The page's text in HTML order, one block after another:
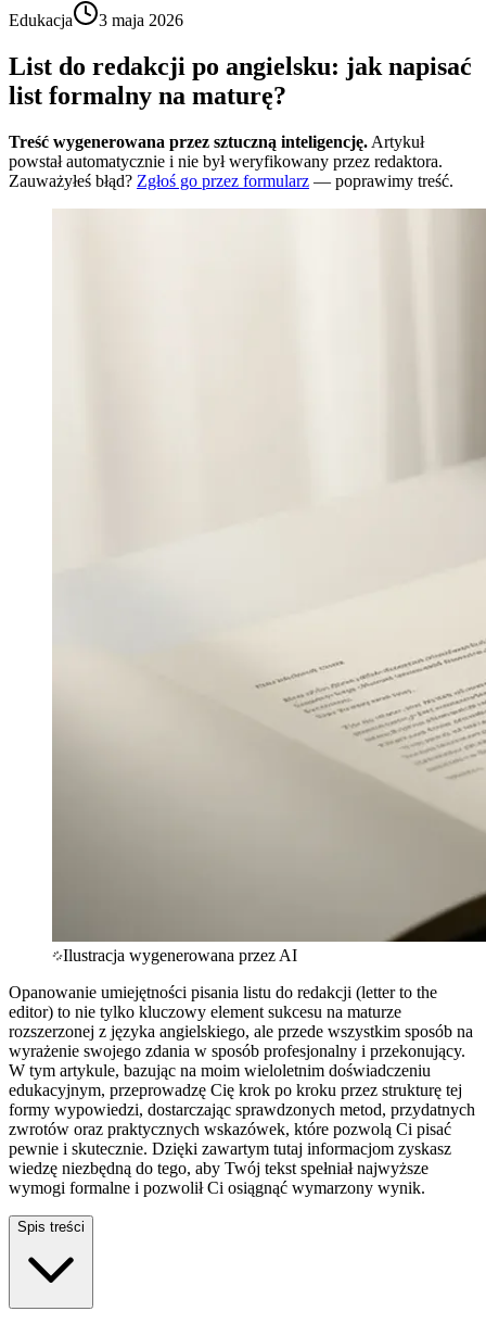
Edukacja
3 maja 2026
List do redakcji po angielsku: jak napisać
list formalny na maturę?
Treść wygenerowana przez sztuczną inteligencję. Artykuł
powstał automatycznie i nie był weryfikowany przez redaktora.
Zauważyłeś błąd? Zgłoś go przez formularz — poprawimy treść.
Ilustracja wygenerowana przez AI
Opanowanie umiejętności pisania listu do redakcji (letter to the
editor) to nie tylko kluczowy element sukcesu na maturze
rozszerzonej z języka angielskiego, ale przede wszystkim sposób na
wyrażenie swojego zdania w sposób profesjonalny i przekonujący.
W tym artykule, bazując na moim wieloletnim doświadczeniu
edukacyjnym, przeprowadzę Cię krok po kroku przez strukturę tej
formy wypowiedzi, dostarczając sprawdzonych metod, przydatnych
zwrotów oraz praktycznych wskazówek, które pozwolą Ci pisać
pewnie i skutecznie. Dzięki zawartym tutaj informacjom zyskasz
wiedzę niezbędną do tego, aby Twój tekst spełniał najwyższe
wymogi formalne i pozwolił Ci osiągnąć wymarzony wynik.
Spis treści